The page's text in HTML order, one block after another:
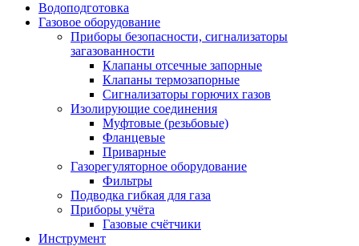
Водоподготовка
Газовое оборудование
Приборы безопасности, сигнализаторы
загазованности
Клапаны отсечные запорные
Клапаны термозапорные
Сигнализаторы горючих газов
Изолирующие соединения
Муфтовые (резьбовые)
Фланцевые
Приварные
Газорегуляторное оборудование
Фильтры
Подводка гибкая для газа
Приборы учёта
Газовые счётчики
Инструмент